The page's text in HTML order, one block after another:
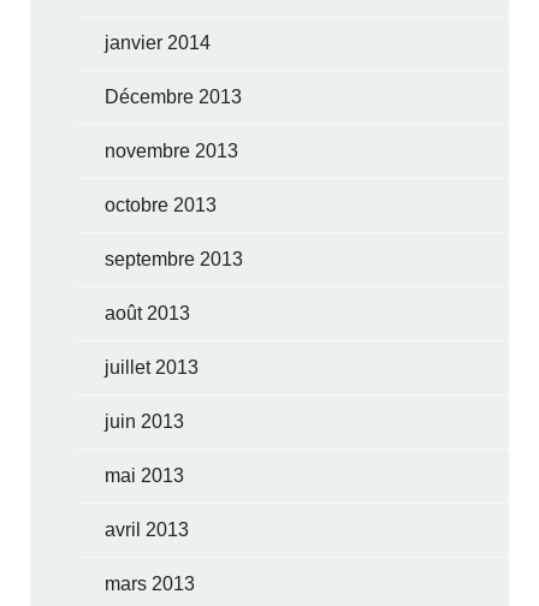
janvier 2014
Décembre 2013
novembre 2013
octobre 2013
septembre 2013
août 2013
juillet 2013
juin 2013
mai 2013
avril 2013
mars 2013